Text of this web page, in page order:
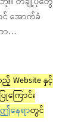
င် အောက်ခံ
ာ…
Website နှင့်
ကြောင်း
ဤနေရာတွင်